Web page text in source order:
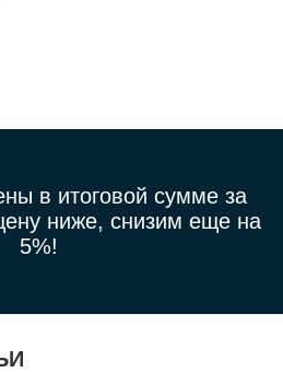
в итоговой сумме за
ниже, снизим еще на
5%!